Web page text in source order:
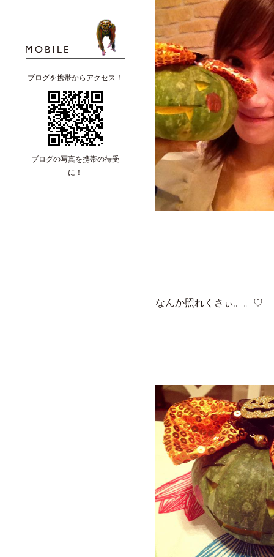
ブログを携帯からアクセス！
ブログの写真を携帯の待受
に！
なんか照れくさぃ。。♡